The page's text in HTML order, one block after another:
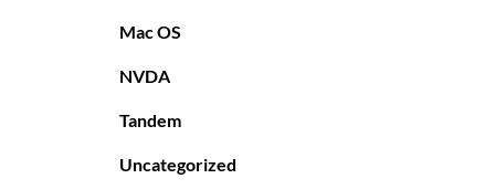
Mac OS
NVDA
Tandem
Uncategorized